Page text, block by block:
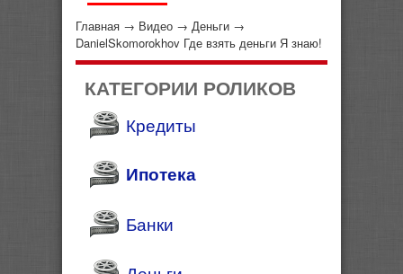
Главная → Видео → Деньги →
DanielSkomorokhov Где взять деньги Я знаю!
КАТЕГОРИИ РОЛИКОВ
Кредиты
Ипотека
Банки